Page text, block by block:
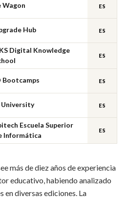
Wagon ES
Hub ES
Digital Knowledge
ES
Bootcamps ES
University ES
Escuela Superior
Informática
ES
más de diez años de experiencia
educativo, habiendo analizado
en diversas ediciones. La